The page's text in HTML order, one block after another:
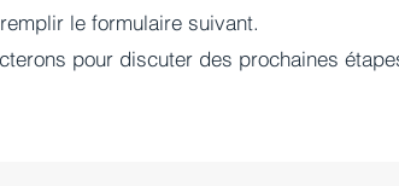
remplir le formulaire suivant.
pour discuter des prochaines